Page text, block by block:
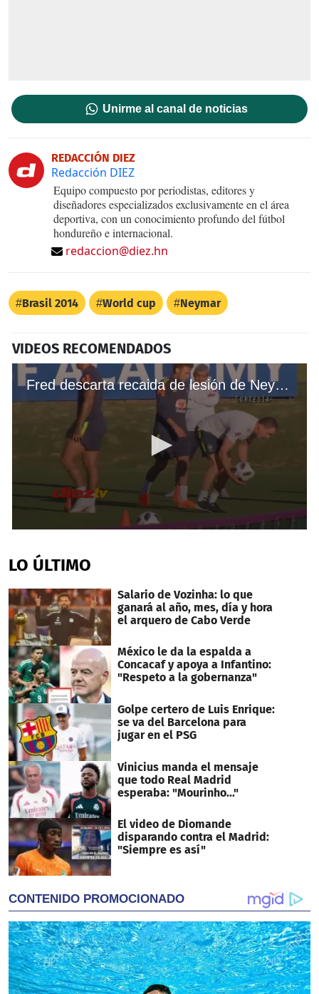
Unirme al canal de noticias
REDACCIÓN DIEZ
Redacción DIEZ
Equipo compuesto por periodistas, editores y
diseñadores especializados exclusivamente en el área
deportiva, con un conocimiento profundo del fútbol
hondureño e internacional.
redaccion@diez.hn
Brasil 2014 World cup Neymar
VIDEOS RECOMENDADOS
Fred descarta recaida de lesión de Neymar con selección de Brasil
of
1
32
seconds
LO ÚLTIMO
Salario de Vozinha: lo que
ganará al año, mes, día y hora
el arquero de Cabo Verde
México le da la espalda a
Concacaf y apoya a Infantino:
"Respeto a la gobernanza"
Golpe certero de Luis Enrique:
se va del Barcelona para
jugar en el PSG
Vinicius manda el mensaje
que todo Real Madrid
esperaba: "Mourinho..."
El video de Diomande
disparando contra el Madrid:
"Siempre es así"